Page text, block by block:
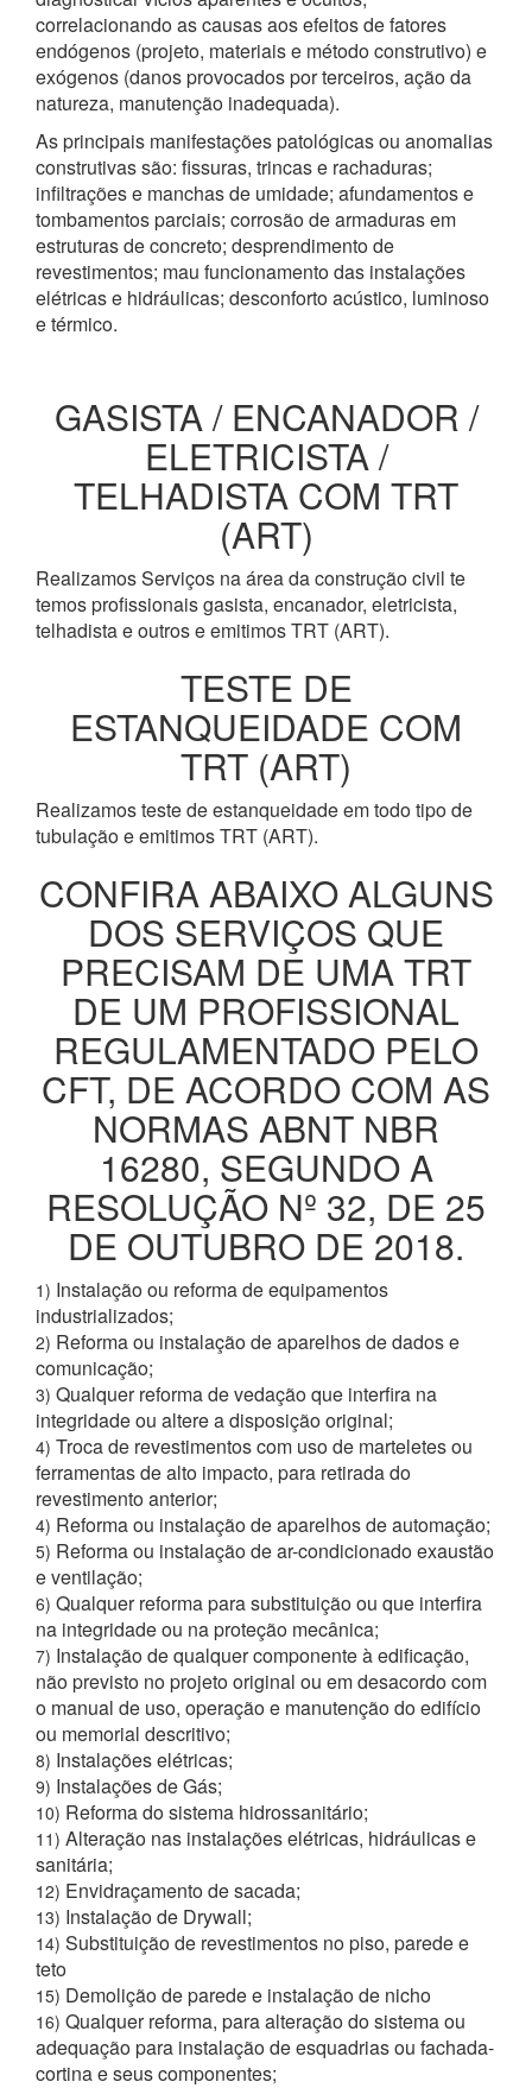
correlacionando as causas aos efeitos de fatores
endógenos (projeto, materiais e método construtivo) e
exógenos (danos provocados por terceiros, ação da
natureza, manutenção inadequada).
As principais manifestações patológicas ou anomalias
construtivas são: fissuras, trincas e rachaduras;
infiltrações e manchas de umidade; afundamentos e
tombamentos parciais; corrosão de armaduras em
estruturas de concreto; desprendimento de
revestimentos; mau funcionamento das instalações
elétricas e hidráulicas; desconforto acústico, luminoso
e térmico.
GASISTA / ENCANADOR /
ELETRICISTA /
TELHADISTA COM TRT
(ART)
Realizamos Serviços na área da construção civil te
temos profissionais gasista, encanador, eletricista,
telhadista e outros e emitimos TRT (ART).
TESTE DE
ESTANQUEIDADE COM
TRT (ART)
Realizamos teste de estanqueidade em todo tipo de
tubulação e emitimos TRT (ART).
CONFIRA ABAIXO ALGUNS
DOS SERVIÇOS QUE
PRECISAM DE UMA TRT
DE UM PROFISSIONAL
REGULAMENTADO PELO
CFT, DE ACORDO COM AS
NORMAS ABNT NBR
16280, SEGUNDO A
RESOLUÇÃO Nº 32, DE 25
DE OUTUBRO DE 2018.
1) Instalação ou reforma de equipamentos
industrializados;
2) Reforma ou instalação de aparelhos de dados e
comunicação;
3) Qualquer reforma de vedação que interfira na
integridade ou altere a disposição original;
4) Troca de revestimentos com uso de marteletes ou
ferramentas de alto impacto, para retirada do
revestimento anterior;
4) Reforma ou instalação de aparelhos de automação;
5) Reforma ou instalação de ar-condicionado exaustão
e ventilação;
6) Qualquer reforma para substituição ou que interfira
na integridade ou na proteção mecânica;
7) Instalação de qualquer componente à edificação,
não previsto no projeto original ou em desacordo com
o manual de uso, operação e manutenção do edifício
ou memorial descritivo;
8) Instalações elétricas;
9) Instalações de Gás;
10) Reforma do sistema hidrossanitário;
11) Alteração nas instalações elétricas, hidráulicas e
sanitária;
12) Envidraçamento de sacada;
13) Instalação de Drywall;
14) Substituição de revestimentos no piso, parede e
teto
15) Demolição de parede e instalação de nicho
16) Qualquer reforma, para alteração do sistema ou
adequação para instalação de esquadrias ou fachada-
cortina e seus componentes;